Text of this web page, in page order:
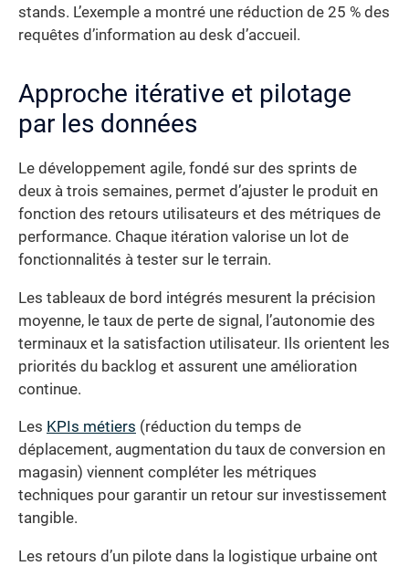
stands. L’exemple a montré une réduction de 25 % des
requêtes d’information au desk d’accueil.
Approche itérative et pilotage
par les données
Le développement agile, fondé sur des sprints de
deux à trois semaines, permet d’ajuster le produit en
fonction des retours utilisateurs et des métriques de
performance. Chaque itération valorise un lot de
fonctionnalités à tester sur le terrain.
Les tableaux de bord intégrés mesurent la précision
moyenne, le taux de perte de signal, l’autonomie des
terminaux et la satisfaction utilisateur. Ils orientent les
priorités du backlog et assurent une amélioration
continue.
Les KPIs métiers (réduction du temps de
déplacement, augmentation du taux de conversion en
magasin) viennent compléter les métriques
techniques pour garantir un retour sur investissement
tangible.
Les retours d’un pilote dans la logistique urbaine ont